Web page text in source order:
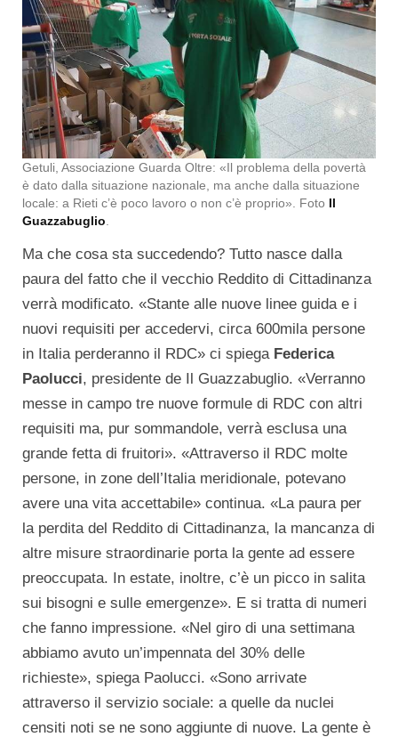
Getuli, Associazione Guarda Oltre: «Il problema della povertà
è dato dalla situazione nazionale, ma anche dalla situazione
locale: a Rieti c’è poco lavoro o non c’è proprio». Foto Il
Guazzabuglio
Ma che cosa sta succedendo? Tutto nasce dalla
paura del fatto che il vecchio Reddito di Cittadinanza
verrà modificato. «Stante alle nuove linee guida e i
nuovi requisiti per accedervi, circa 600mila persone
in Italia perderanno il RDC» ci spiega Federica
Paolucci, presidente de Il Guazzabuglio. «Verranno
messe in campo tre nuove formule di RDC con altri
requisiti ma, pur sommandole, verrà esclusa una
grande fetta di fruitori». «Attraverso il RDC molte
persone, in zone dell’Italia meridionale, potevano
avere una vita accettabile» continua. «La paura per
la perdita del Reddito di Cittadinanza, la mancanza di
altre misure straordinarie porta la gente ad essere
preoccupata. In estate, inoltre, c’è un picco in salita
sui bisogni e sulle emergenze». E si tratta di numeri
che fanno impressione. «Nel giro di una settimana
abbiamo avuto un’impennata del 30% delle
richieste», spiega Paolucci. «Sono arrivate
attraverso il servizio sociale: a quelle da nuclei
censiti noti se ne sono aggiunte di nuove. La gente è